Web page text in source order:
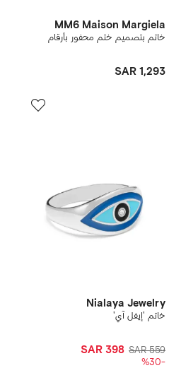
MM6 Maison Margiela
خاتم بتصميم ختم محفور بأرقام
SAR 1,293
Nialaya Jewelry
خاتم 'إيفل آي'
SAR 559
SAR 398
-%30